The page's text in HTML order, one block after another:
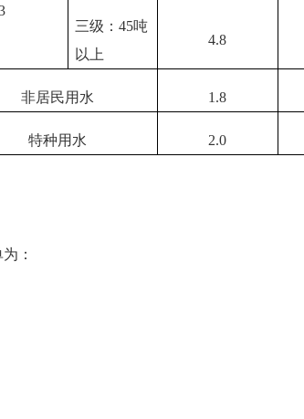
三级：45吨
以上
4.8
非居民用水 1.8
特种用水 2.0
：